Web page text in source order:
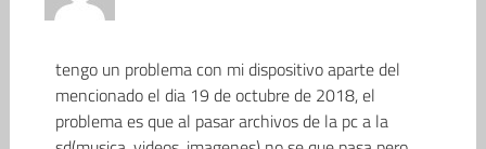
tengo un problema con mi dispositivo aparte del
mencionado el dia 19 de octubre de 2018, el
problema es que al pasar archivos de la pc a la